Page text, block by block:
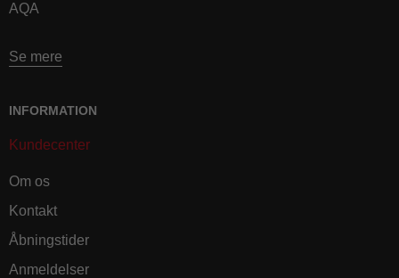
AQA
Se mere
INFORMATION
Kundecenter
Om os
Kontakt
Åbningstider
Anmeldelser